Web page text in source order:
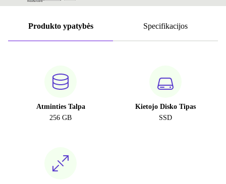
Produkto ypatybės Specifikacijos
Atminties Talpa
256 GB
Kietojo Disko Tipas
SSD